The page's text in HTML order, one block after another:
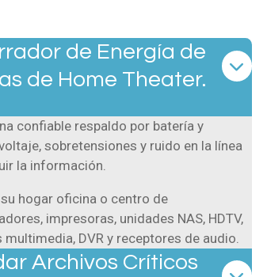
de Energía de
de Home Theater.
confiable respaldo por batería y
sobretensiones y ruido en la línea
la información.
hogar oficina o centro de
impresoras, unidades NAS, HDTV,
DVR y receptores de audio.
Archivos Críticos